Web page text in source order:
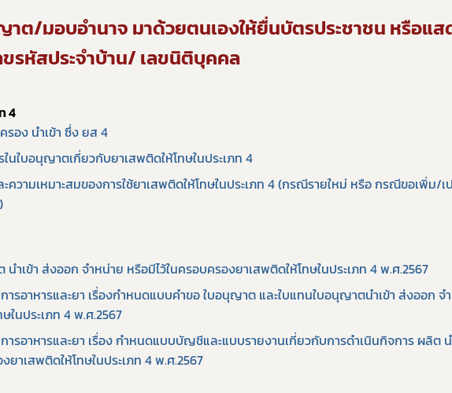
ต/มอบอำนาจ มาด้วยตนเองให้ยื่นบัตรประชาชน หรือแ
รหัสประจำบ้าน/ เลขนิติบุคคล
4
อง นำเข้า ซึ่ง ยส 4
นใบอนุญาตเกี่ยวกับยาเสพติดให้โทษในประเภท 4
วามเหมาะสมของการใช้ยาเสพติดให้โทษในประเภท 4 (กรณีรายใหม่ หรือ กรณีขอเพิ่ม/
ำเข้า ส่งออก จำหน่าย หรือมีไว้ในครอบครองยาเสพติดให้โทษในประเภท 4 พ.ศ.2567
รอาหารและยา เรื่องกำหนดแบบคำขอ ใบอนุญาต และใบแทนใบอนุญาตนำเข้า ส่งออก จ
ในประเภท 4 พ.ศ.2567
รอาหารและยา เรื่อง กำหนดแบบบัญชีและแบบรายงานเกี่ยวกับการดำเนินกิจการ ผลิต
ยาเสพติดให้โทษในประเภท 4 พ.ศ.2567